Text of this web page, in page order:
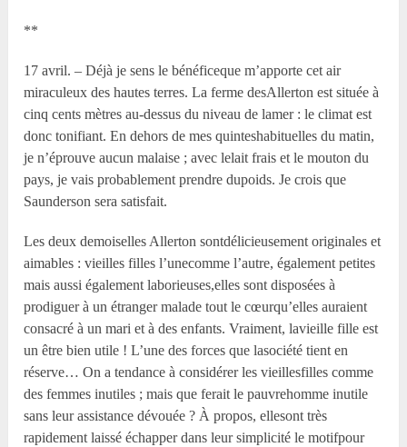
**
17 avril. – Déjà je sens le bénéficeque m’apporte cet air
miraculeux des hautes terres. La ferme desAllerton est située à
cinq cents mètres au-dessus du niveau de lamer : le climat est
donc tonifiant. En dehors de mes quinteshabituelles du matin,
je n’éprouve aucun malaise ; avec lelait frais et le mouton du
pays, je vais probablement prendre dupoids. Je crois que
Saunderson sera satisfait.
Les deux demoiselles Allerton sontdélicieusement originales et
aimables : vieilles filles l’unecomme l’autre, également petites
mais aussi également laborieuses,elles sont disposées à
prodiguer à un étranger malade tout le cœurqu’elles auraient
consacré à un mari et à des enfants. Vraiment, lavieille fille est
un être bien utile ! L’une des forces que lasociété tient en
réserve… On a tendance à considérer les vieillesfilles comme
des femmes inutiles ; mais que ferait le pauvrehomme inutile
sans leur assistance dévouée ? À propos, ellesont très
rapidement laissé échapper dans leur simplicité le motifpour